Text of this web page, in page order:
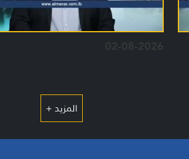
02-08-2026
المزيد +